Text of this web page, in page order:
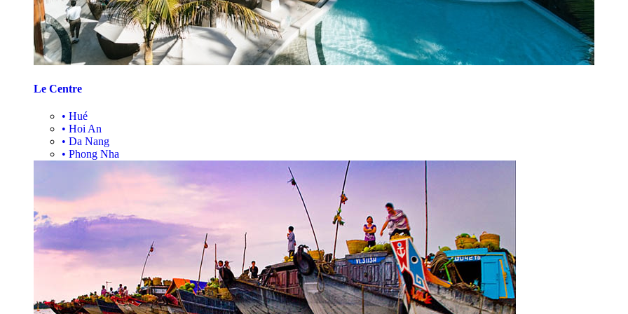
Le Centre
• Hué
• Hoi An
• Da Nang
• Phong Nha